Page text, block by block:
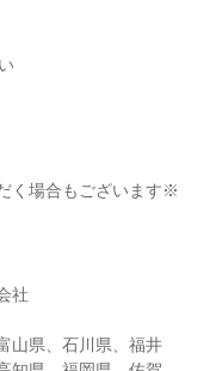
く場合もございます※
社
山県、石川県、福井